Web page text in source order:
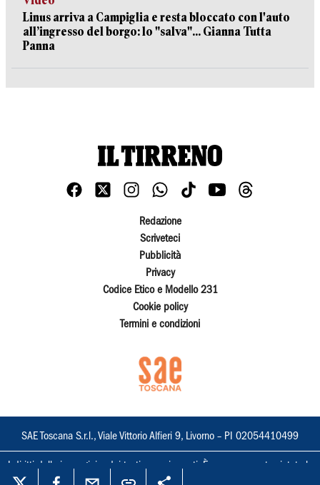
Linus arriva a Campiglia e resta bloccato con l'auto
all’ingresso del borgo: lo "salva"... Gianna Tutta
Panna
Redazione
Scriveteci
Pubblicità
Privacy
Codice Etico e Modello 231
Cookie policy
Termini e condizioni
SAE Toscana S.r.l., Viale Vittorio Alfieri 9, Livorno – PI 02054410499
I diritti delle immagini e dei testi sono riservati. È espressamente vietata la